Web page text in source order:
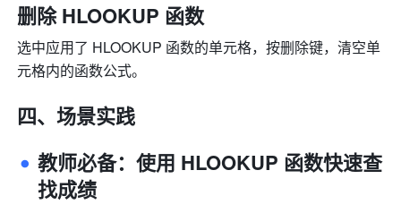
删除 HLOOKUP 函数
选中应用了 HLOOKUP 函数的单元格，按删除键，清空单
元格内的函数公式。
四、场景实践
教师必备：使用 HLOOKUP 函数快速查
找成绩